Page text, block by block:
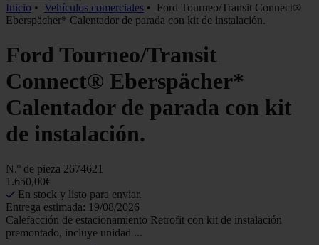
Inicio • Vehículos comerciales • Ford Tourneo/Transit Connect®
Eberspächer* Calentador de parada con kit de instalación.
Ford Tourneo/Transit
Connect® Eberspächer*
Calentador de parada con kit
de instalación.
N.º de pieza 2674621
1.650,00€
En stock y listo para enviar.
Entrega estimada: 19/08/2026
Calefacción de estacionamiento Retrofit con kit de instalación
premontado, incluye unidad ...